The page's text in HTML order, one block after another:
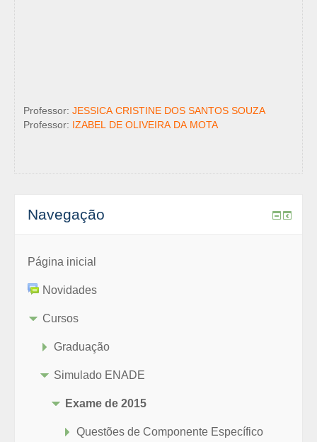
Professor: JESSICA CRISTINE DOS SANTOS SOUZA
Professor: IZABEL DE OLIVEIRA DA MOTA
Navegação
Página inicial
Novidades
Cursos
Graduação
Simulado ENADE
Exame de 2015
Questões de Componente Específico